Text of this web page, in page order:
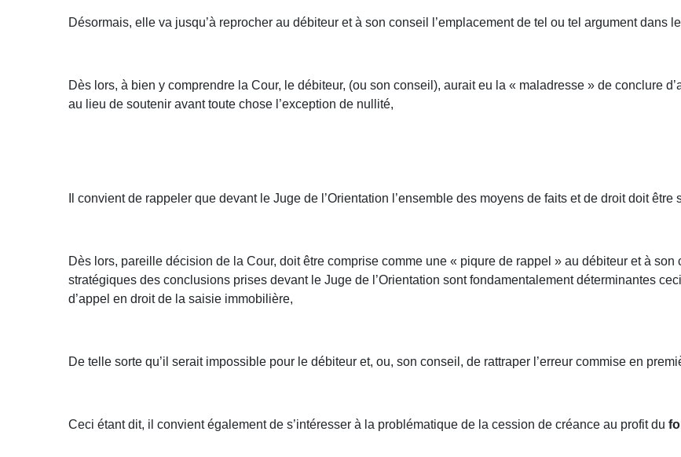
Désormais, elle va jusqu’à reprocher au débiteur et à son conseil l’emplacement de tel ou tel argument dans
Dès lors, à bien y comprendre la Cour, le débiteur, (ou son conseil), aurait eu la « maladresse » de conclure
au lieu de soutenir avant toute chose l’exception de nullité,
Il convient de rappeler que devant le Juge de l’Orientation l’ensemble des moyens de faits et de droit doit
Dès lors, pareille décision de la Cour, doit être comprise comme une « piqure de rappel » au débiteur et à
stratégiques des conclusions prises devant le Juge de l’Orientation sont fondamentalement déterminantes
d’appel en droit de la saisie immobilière,
De telle sorte qu’il serait impossible pour le débiteur et, ou, son conseil, de rattraper l’erreur commise en
Ceci étant dit, il convient également de s’intéresser à la problématique de la cession de créance au profit du